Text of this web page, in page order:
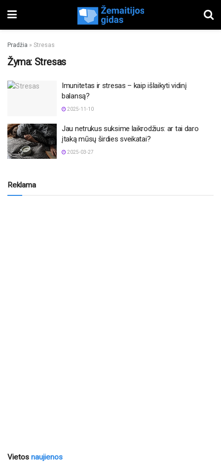
Pradžia » Stresas
Žyma: Stresas
Imunitetas ir stresas – kaip išlaikyti vidinį
balansą?
2025-11-10
Jau netrukus suksime laikrodžius: ar tai daro
įtaką mūsų širdies sveikatai?
2025-03-27
Reklama
Vietos naujienos